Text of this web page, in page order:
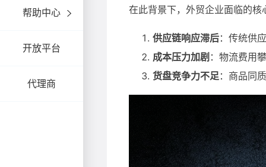
帮助中心
开放平台
代理商